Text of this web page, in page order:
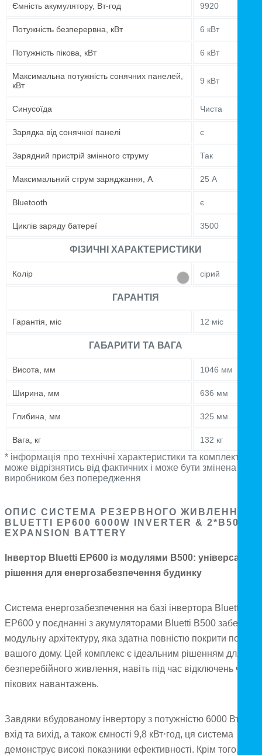
Ємність акумулятору, Вт-год 9920
Потужність безперервна, кВт 6 кВт
Потужність пікова, кВт 6 кВт
Максимальна потужність сонячних панелей,
кВт
9 кВт
Синусоїда Чиста
Зарядка від сонячної панелі є
Зарядний пристрій змінного струму Так
Максимальний струм заряджання, А 25 А
Bluetooth є
Циклів заряду батереї 3500
ФІЗИЧНІ ХАРАКТЕРИСТИКИ
Колір сірий
ГАРАНТІЯ
Гарантія, міс 12 міс
ГАБАРИТИ ТА ВАГА
Висота, мм 1046 мм
Ширина, мм 636 мм
Глибина, мм 325 мм
Вага, кг 132 кг
* інформація про технічні характеристики та комплектацію
може відрізнятись від фактичних і може бути змінена
виробником без попередження
ОПИС СИСТЕМА РЕЗЕРВНОГО ЖИВЛЕННЯ
BLUETTI EP600 6000W INVERTER & 2*B500
EXPANSION BATTERY
Інвертор Bluetti EP600 із модулями B500: універсальне
рішення для енергозабезпечення будинку
Система енергозабезпечення на базі інвертора Bluetti
EP600 у поєднанні з акумуляторами Bluetti B500
модульну архітектуру, яка здатна повністю покрити
вашого дому. Цей комплекс є ідеальним рішенням для
безперебійного живлення, навіть під час відключень чи
пікових навантажень.
Завдяки вбудованому інвертору з потужністю 6000 Вт на
вхід та вихід, а також ємності 9,8 кВт⋅год, ця система
демонструє високі показники ефективності. Крім того,